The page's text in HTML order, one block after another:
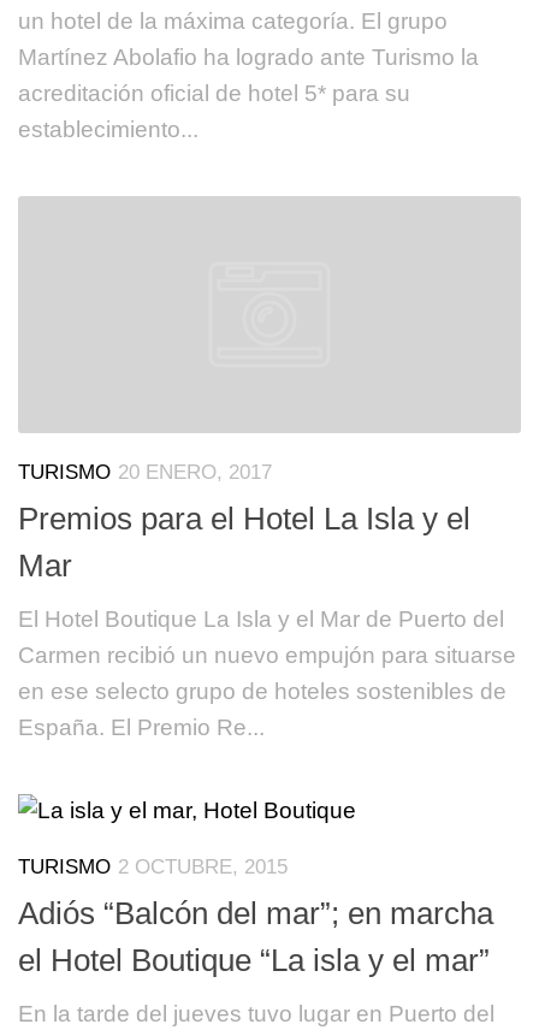
un hotel de la máxima categoría. El grupo
Martínez Abolafio ha logrado ante Turismo la
acreditación oficial de hotel 5* para su
establecimiento...
TURISMO 20 ENERO, 2017
Premios para el Hotel La Isla y el
Mar
El Hotel Boutique La Isla y el Mar de Puerto del
Carmen recibió un nuevo empujón para situarse
en ese selecto grupo de hoteles sostenibles de
España. El Premio Re...
TURISMO 2 OCTUBRE, 2015
Adiós “Balcón del mar”; en marcha
el Hotel Boutique “La isla y el mar”
En la tarde del jueves tuvo lugar en Puerto del